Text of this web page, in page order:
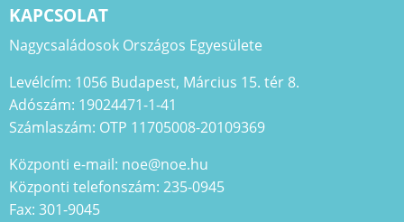
KAPCSOLAT
Nagycsaládosok Országos Egyesülete
Levélcím: 1056 Budapest, Március 15. tér 8.
Adószám: 19024471-1-41
Számlaszám: OTP 11705008-20109369
Központi e-mail: noe@noe.hu
Központi telefonszám: 235-0945
Fax: 301-9045